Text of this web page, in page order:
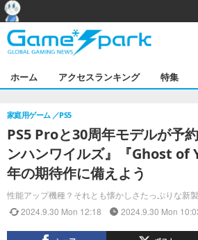
ホーム アクセスランキング 特集
PS5 Proと30周年モデルが予
ンハンワイルズ』『Ghost of
年の期待作に備えよう
性能アップ機種？それとも懐かしさたっぷりな新
家庭用ゲーム PS5
2024.9.30 Mon 12:18 2024.9.30 Mon